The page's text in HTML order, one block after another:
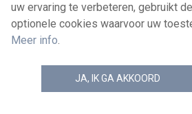
Contacteer ons
news.belgium
© 2026 -
uw ervaring te verbeteren, gebruikt
optionele cookies waarvoor uw
Meer info.
JA, IK GA AKKOORD